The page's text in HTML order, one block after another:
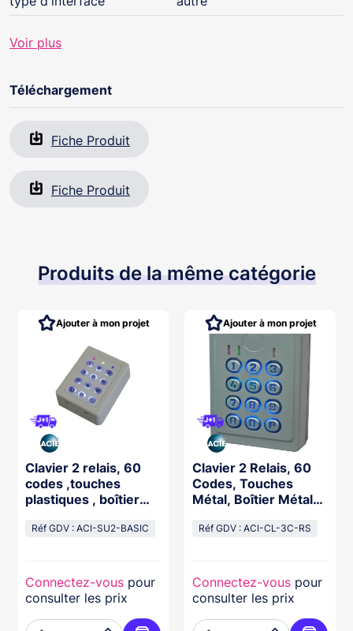
Voir plus
Téléchargement
Fiche Produit
Fiche Produit
Produits de la même catégorie
Clavier 2 relais, 60
codes ,touches
plastiques , boîtier
Réf GDV : ACI-SU2-BASIC
Connectez-vous pour
consulter les prix
Ajouter à mon projet
Clavier 2 Relais, 60
Codes, Touches
Métal, Boîtier Métal
Réf GDV : ACI-CL-3C-RS
Connectez-vous pour
consulter les prix
Ajouter à mon projet